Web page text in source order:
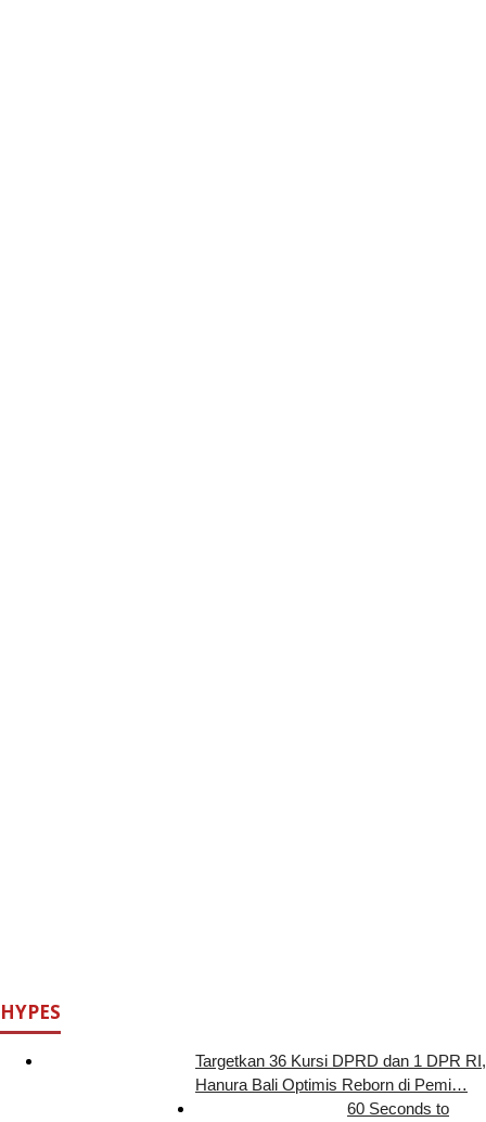
HYPES
Targetkan 36 Kursi DPRD dan 1 DPR RI,
Hanura Bali Optimis Reborn di Pemi…
60 Seconds to